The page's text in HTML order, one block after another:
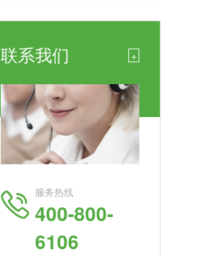
联系我们 +
服务热线
400-800-
6106